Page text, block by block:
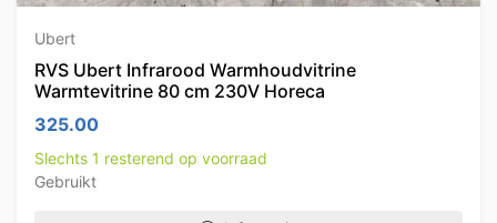
Ubert
RVS Ubert Infrarood Warmhoudvitrine
Warmtevitrine 80 cm 230V Horeca
325.00
Slechts 1 resterend op voorraad
Gebruikt